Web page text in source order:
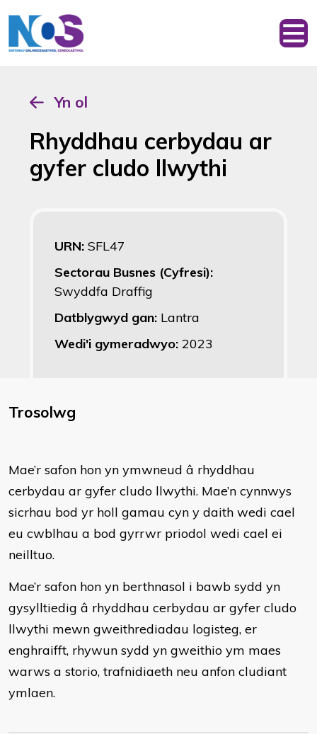
Yn ol
Rhyddhau cerbydau ar
gyfer cludo llwythi
URN: SFL47
Sectorau Busnes (Cyfresi):
Swyddfa Draffig
Datblygwyd gan: Lantra
Wedi'i gymeradwyo: 2023
Trosolwg
Mae’r safon hon yn ymwneud â rhyddhau
cerbydau ar gyfer cludo llwythi. Mae’n cynnwys
sicrhau bod yr holl gamau cyn y daith wedi cael
eu cwblhau a bod gyrrwr priodol wedi cael ei
neilltuo.
Mae’r safon hon yn berthnasol i bawb sydd yn
gysylltiedig â rhyddhau cerbydau ar gyfer cludo
llwythi mewn gweithrediadau logisteg, er
enghraifft, rhywun sydd yn gweithio ym maes
warws a storio, trafnidiaeth neu anfon cludiant
ymlaen.